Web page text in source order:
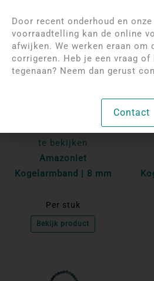
Log in om de prijzen
te bekijken
Amazoniet
Kogelarmband | 8 mm
Per stuk
Bekijk product
Door recent onderhoud en
voorraadtelling kan de online
afwijken. We werken eraan
corrigeren. Heb je een vraag of
tegenaan? Neem dan gerust
Contact